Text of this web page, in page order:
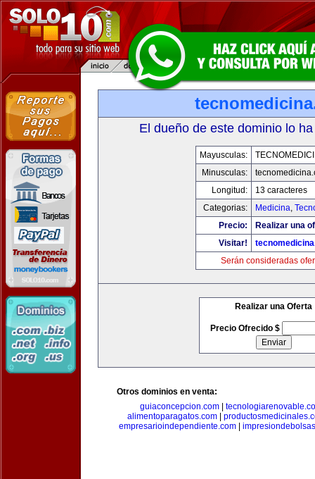
El dueño de este dominio lo
Mayusculas:
Minusculas:
Longitud:
13 caracteres
Categorias:
Medicina,
Precio:
Realizar una
Visitar!
Serán consideradas
Realizar una Oferta
Precio Ofrecido $
Otros dominios en venta:
guiaconcepcion.com|
alimentoparagatos.com
empresarioindependiente.com